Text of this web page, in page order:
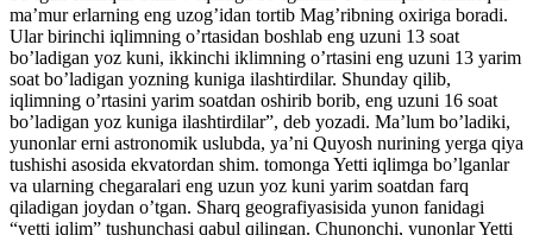
ma’mur erlarning eng uzog’idan tortib Mag’ribning oxiriga boradi.
Ular birinchi iqlimning o’rtasidan boshlab eng uzuni 13 soat
bo’ladigan yoz kuni, ikkinchi iklimning o’rtasini eng uzuni 13 yarim
soat bo’ladigan yozning kuniga ilashtirdilar. Shunday qilib,
iqlimning o’rtasini yarim soatdan oshirib borib, eng uzuni 16 soat
bo’ladigan yoz kuniga ilashtirdilar”, deb yozadi. Ma’lum bo’ladiki,
yunonlar erni astronomik uslubda, ya’ni Quyosh nurining yerga qiya
tushishi asosida ekvatordan shim. tomonga Yetti iqlimga bo’lganlar
va ularning chegaralari eng uzun yoz kuni yarim soatdan farq
qiladigan joydan o’tgan. Sharq geografiyasisida yunon fanidagi
“yetti iqlim” tushunchasi qabul qilingan. Chunonchi, yunonlar Yetti